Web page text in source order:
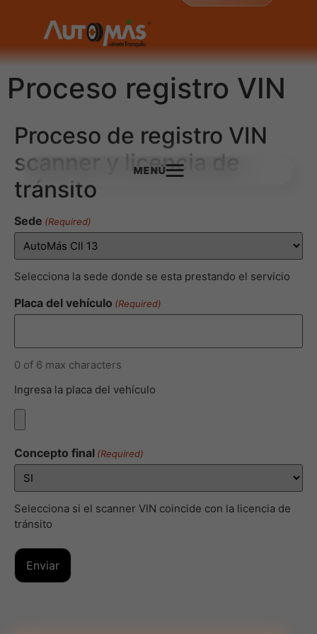
Proceso registro VIN
Proceso de registro VIN
scanner y licencia de
tránsito
Sede (Required)
Selecciona la sede donde se esta prestando el servicio
Placa del vehículo (Required)
0 of 6 max characters
Ingresa la placa del vehículo
Concepto final (Required)
Selecciona si el scanner VIN coincide con la licencia de
tránsito
MENÚ